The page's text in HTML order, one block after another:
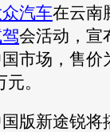
汽车在云南
会活动，宣
市场，售价
。
版新途锐将